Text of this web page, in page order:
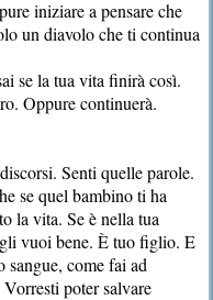
iniziare a pensare che
un diavolo che ti continua
se la tua vita finirà così.
Oppure continuerà.
Senti quelle parole.
se quel bambino ti ha
la vita. Se è nella tua
vuoi bene. È tuo figlio. E
come fai ad
poter salvare